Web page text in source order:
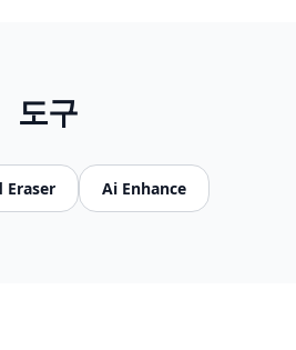
도구
Eraser Ai Enhance